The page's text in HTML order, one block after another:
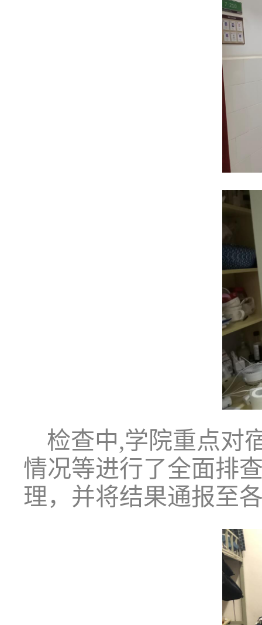
检查中,学院重点对
情况等进行了全面排
理， 并将结果通报至